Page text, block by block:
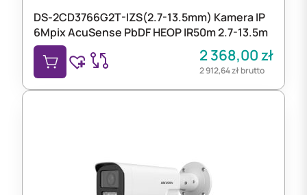
DS-2CD3766G2T-IZS(2.7-13.5mm) Kamera IP
6Mpix AcuSense PbDF HEOP IR50m 2.7-13.5m
2 368,00zł
2 912,64złbrutto